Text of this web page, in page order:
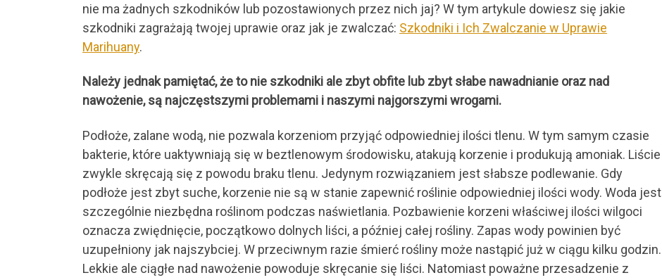
nie ma żadnych szkodników lub pozostawionych przez nich jaj? W tym artykule dowiesz się jakie
szkodniki zagrażają twojej uprawie oraz jak je zwalczać: Szkodniki i Ich Zwalczanie w Uprawie
Marihuany.
Należy jednak pamiętać, że to nie szkodniki ale zbyt obfite lub zbyt słabe nawadnianie oraz nad
nawożenie, są najczęstszymi problemami i naszymi najgorszymi wrogami.
Podłoże, zalane wodą, nie pozwala korzeniom przyjąć odpowiedniej ilości tlenu. W tym samym czasie
bakterie, które uaktywniają się w beztlenowym środowisku, atakują korzenie i produkują amoniak. Liście
zwykle skręcają się z powodu braku tlenu. Jedynym rozwiązaniem jest słabsze podlewanie. Gdy
podłoże jest zbyt suche, korzenie nie są w stanie zapewnić roślinie odpowiedniej ilości wody. Woda jest
szczególnie niezbędna roślinom podczas naświetlania. Pozbawienie korzeni właściwej ilości wilgoci
oznacza zwiędnięcie, początkowo dolnych liści, a później całej rośliny. Zapas wody powinien być
uzupełniony jak najszybciej. W przeciwnym razie śmierć rośliny może nastąpić już w ciągu kilku godzin.
Lekkie ale ciągłe nad nawożenie powoduje skręcanie się liści. Natomiast poważne przesadzenie z